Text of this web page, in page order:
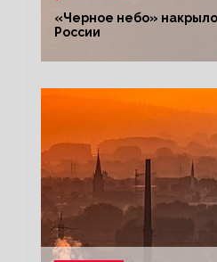
«Черное небо»
России